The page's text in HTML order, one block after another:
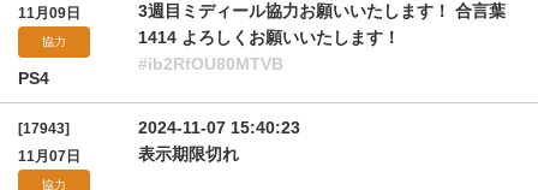
11月09日
協力
PS4
3週目ミディール協力お願いいたします！ 合言葉
1414 よろしくお願いいたします！
#ib2RfOU80MTVB
[17943]
11月07日
協力
2024-11-07 15:40:23
表示期限切れ